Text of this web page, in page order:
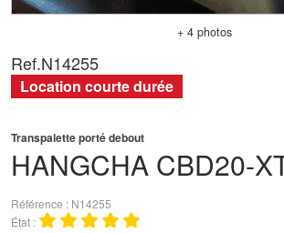
+ 4 photos
HANGCHA CBD20-
Transpalette porté debout
Référence
N14255
État
Ref.N14255
Location courte durée